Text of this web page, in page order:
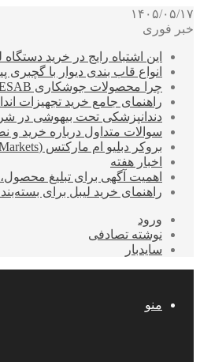
۱۴۰۵/۰۵/۱۷
خبر فوری
این اشتباه رایج در خرید
انواع قاب بندی دیوار با
چرا محصولات جوشکاری ESAB همچنان انتخاب اول صنایع بزرگ هستند؟
راهنمای جامع خرید تجهیزات
دندانپزشکی تحت بیهوشی در
سوالات متداول درباره خرید
بروکر دبلیو ام مارکتس (WM Markets) چیست و چه خدماتی ارائه می‌دهد؟
اخبار هفته
اهمیت آگهی برای تبلیغ
راهنمای خرید لیبل برای
ورود
نوشته تصادفی
سایدبار
منو